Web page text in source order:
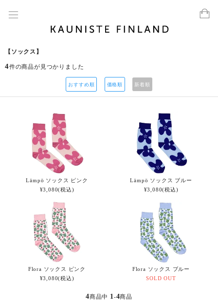
【ソックス】
4件の商品が見つかりました
おすすめ順 価格順 新着順
Lämpö ソックス ピンク
¥3,080(税込)
Lämpö ソックス ブルー
¥3,080(税込)
Flora ソックス ピンク
¥3,080(税込)
Flora ソックス ブルー
SOLD OUT
4商品中 1-4商品